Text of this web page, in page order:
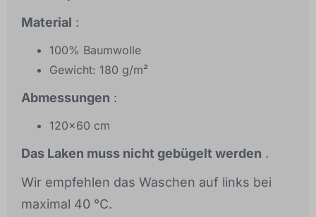
Material :
100% Baumwolle
Gewicht: 180 g/m²
Abmessungen :
120x60 cm
Das Laken muss nicht gebügelt werden .
Wir empfehlen das Waschen auf links bei
maximal 40 °C.